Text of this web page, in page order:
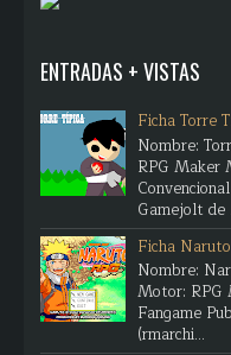
ENTRADAS + VISTAS
Ficha Torre
Nombre:
RPG Maker
Gamejolt de
Ficha
Nombre:
Motor: RPG
Fangame
(rmarchi...